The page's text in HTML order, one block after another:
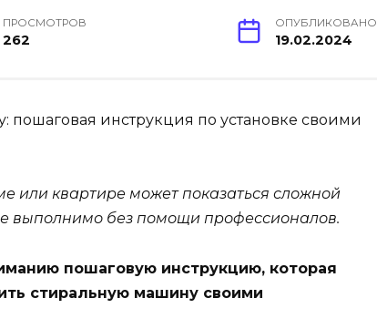
ПРОСМОТРОВ
262
ОПУБЛИКОВАНО
19.02.2024
или квартире может показаться сложной
выполнимо без помощи профессионалов.
пошаговую инструкцию, которая
стиральную машину своими